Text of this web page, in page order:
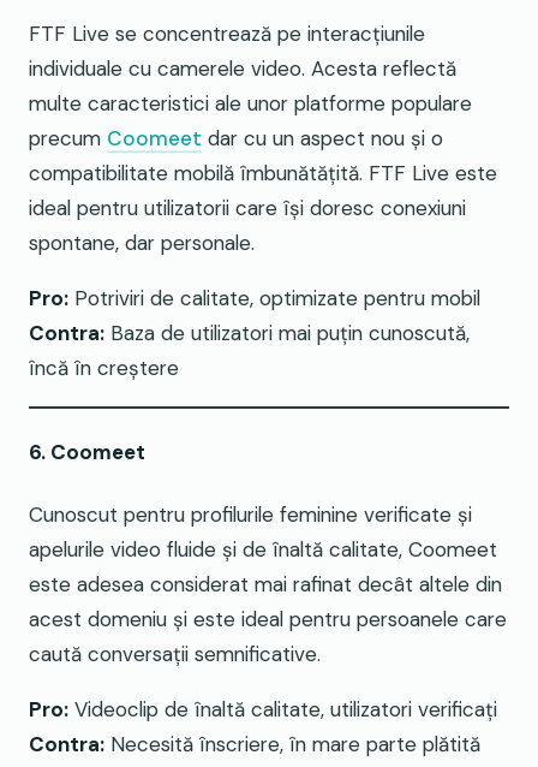
FTF Live se concentrează pe interacțiunile
individuale cu camerele video. Acesta reflectă
multe caracteristici ale unor platforme populare
precum Coomeet dar cu un aspect nou și o
compatibilitate mobilă îmbunătățită. FTF Live este
ideal pentru utilizatorii care își doresc conexiuni
spontane, dar personale.
Pro: Potriviri de calitate, optimizate pentru mobil
Contra: Baza de utilizatori mai puțin cunoscută,
încă în creștere
6. Coomeet
Cunoscut pentru profilurile feminine verificate și
apelurile video fluide și de înaltă calitate, Coomeet
este adesea considerat mai rafinat decât altele din
acest domeniu și este ideal pentru persoanele care
caută conversații semnificative.
Pro: Videoclip de înaltă calitate, utilizatori verificați
Contra: Necesită înscriere, în mare parte plătită